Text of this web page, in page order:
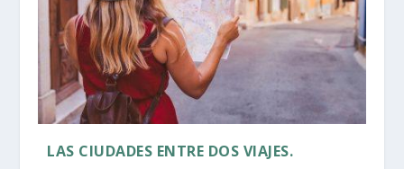
LAS CIUDADES ENTRE DOS VIAJES.